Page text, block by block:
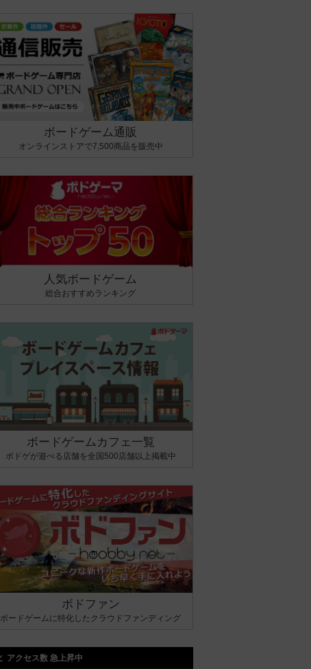
ボードゲーム通販
オンラインストアで7,500商品を販売中
人気ボードゲーム
総合おすすめランキング
ボードゲームカフェ一覧
ボドゲが遊べる店舗を全国500店舗以上掲載中
ボドファン
ボードゲームに特化したクラウドファンディング
アクセス数 急上昇中